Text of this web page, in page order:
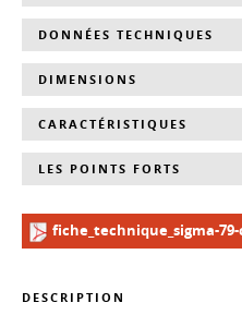
DESCRIPTION
DONNÉES TECHNIQUES
DIMENSIONS
CARACTÉRISTIQUES
LES POINTS FORTS
fiche_technique_sigma-